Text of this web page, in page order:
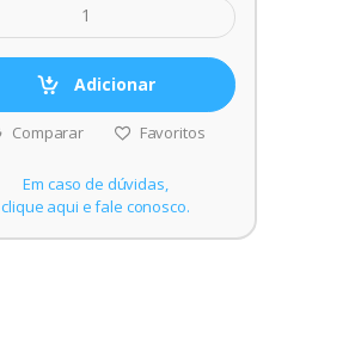
Adicionar
Comparar Favoritos
Em caso de dúvidas,
clique aqui e fale conosco.